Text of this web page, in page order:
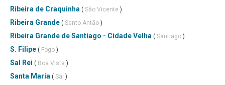
Ribeira de Craquinha ( São Vicente )
Ribeira Grande ( Santo Antão )
Ribeira Grande de Santiago - Cidade Velha ( Santiago )
S. Filipe ( Fogo )
Sal Rei ( Boa Vista )
Santa Maria ( Sal )